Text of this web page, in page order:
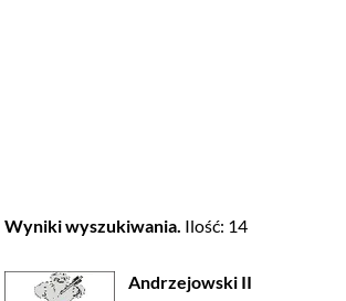
Wyniki wyszukiwania. Ilość: 14
Andrzejowski II